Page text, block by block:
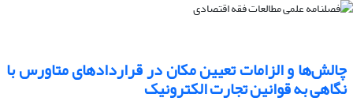
چالش‌ها و الزامات تعیین مکان در قراردادهای متاورس با
نگاهی به قوانین تجارت الکترونیک